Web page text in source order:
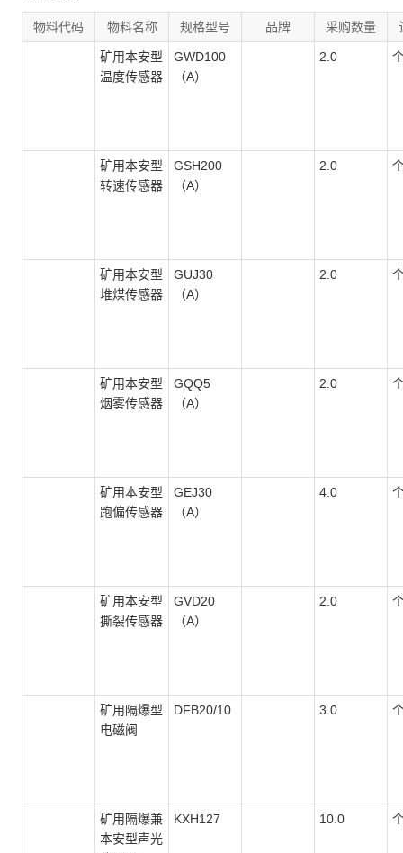
物料代码 物料名称 规格型号 品牌 采购数量
矿用本安型
温度传感器
GWD100
（A）
2.0
矿用本安型
转速传感器
GSH200
（A）
2.0
矿用本安型
堆煤传感器
GUJ30
（A）
2.0
矿用本安型
烟雾传感器
GQQ5
（A）
2.0
矿用本安型
跑偏传感器
GEJ30
（A）
4.0
矿用本安型
撕裂传感器
GVD20
（A）
2.0
矿用隔爆型
电磁阀
DFB20/10 3.0
矿用隔爆兼
本安型声光
KXH127 10.0